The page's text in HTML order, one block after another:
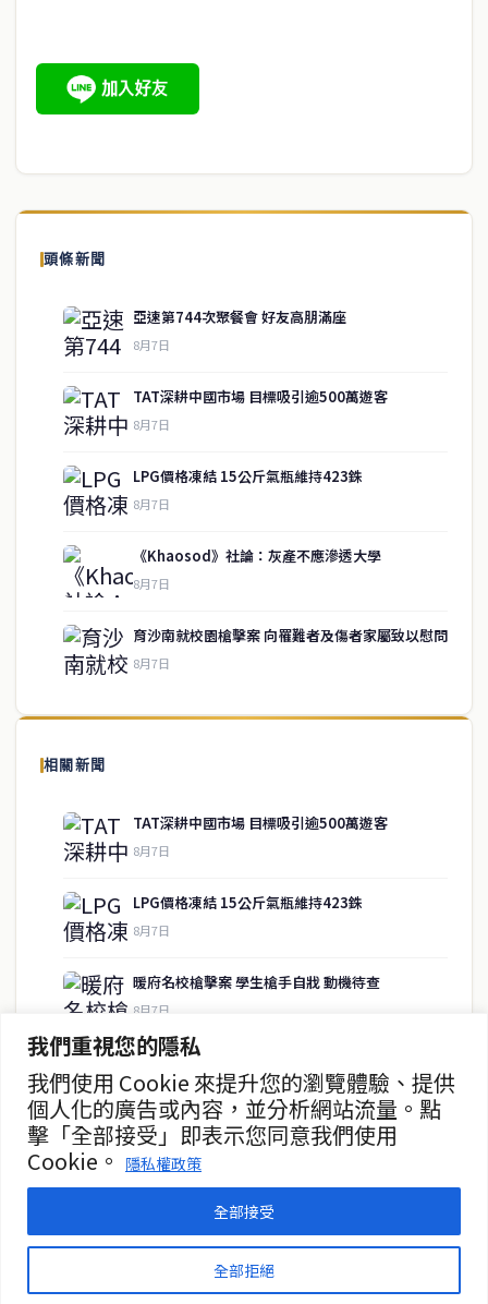
我們重視您的隱私
我們使用 Cookie 來提升您的瀏覽體驗、提供
個人化的廣告或內容，並分析網站流量。點
擊「全部接受」即表示您同意我們使用
Cookie。
隱私權政策
全部拒絕
全部接受
頭條新聞
亞速第744次聚餐會 好友高朋滿座
8月7日
TAT深耕中國市場 目標吸引逾500萬遊客
8月7日
LPG價格凍結 15公斤氣瓶維持423銖
8月7日
《Khaosod》社論：灰產不應滲透大學
8月7日
育沙南就校園槍擊案 向罹難者及傷者家屬致以慰問
8月7日
相關新聞
TAT深耕中國市場 目標吸引逾500萬遊客
8月7日
LPG價格凍結 15公斤氣瓶維持423銖
8月7日
暖府名校槍擊案 學生槍手自戕 動機待查
8月7日
暖武里名校發生槍擊案 2死15傷
8月7日
泰緬商務論壇2026 目標120億美元
8月7日
關於我們
泰國中文新聞（TCN）是一家總部設於曼谷的中文新聞媒體，致力於
供即時、客觀、多元的中文新聞內容。
房地產
聯絡資訊
歡迎來信洽詢合作事宜
或提供新聞線索
service@thaichinesenews.com
© 2026 泰國中文新聞 TCN — All Rights Reserved
THAI CHINESE NEWS
service@thaichinesenews.com